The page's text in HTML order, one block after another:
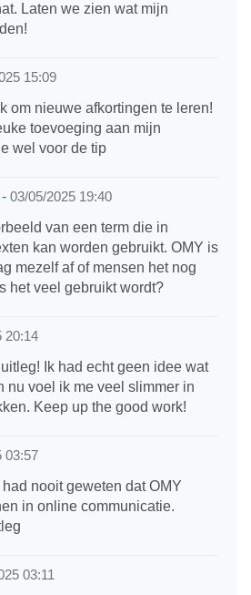
Laten we zien wat mijn
15:09
om nieuwe afkortingen te leren!
toevoeging aan mijn
wel voor de tip
- 03/05/2025 19:40
van een term die in
kan worden gebruikt. OMY is
mezelf af of mensen het nog
het veel gebruikt wordt?
20:14
Ik had echt geen idee wat
nu voel ik me veel slimmer in
Keep up the good work!
03:57
nooit geweten dat OMY
in online communicatie.
03:11